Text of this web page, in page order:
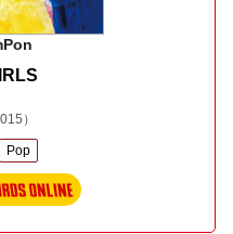
）
Pop